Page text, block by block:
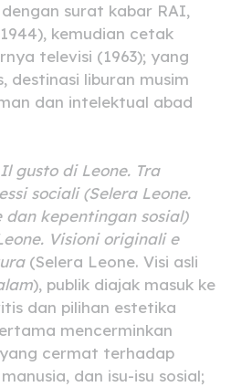
surat kabar RAI,
kemudian cetak
televisi (1963); yang
destinasi liburan musim
dan intelektual abad
Il gusto di Leone. Tra
sociali (Selera Leone.
kepentingan sosial)
Visioni originali e
(Selera Leone. Visi asli
), publik diajak masuk ke
dan pilihan estetika
mencerminkan
cermat terhadap
dan isu-isu sosial;